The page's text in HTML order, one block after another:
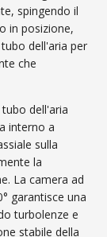
spingendo il
in posizione,
dell'aria per
che
dell'aria
interno a
sulla
la
La camera ad
garantisce una
turbolenze e
stabile della